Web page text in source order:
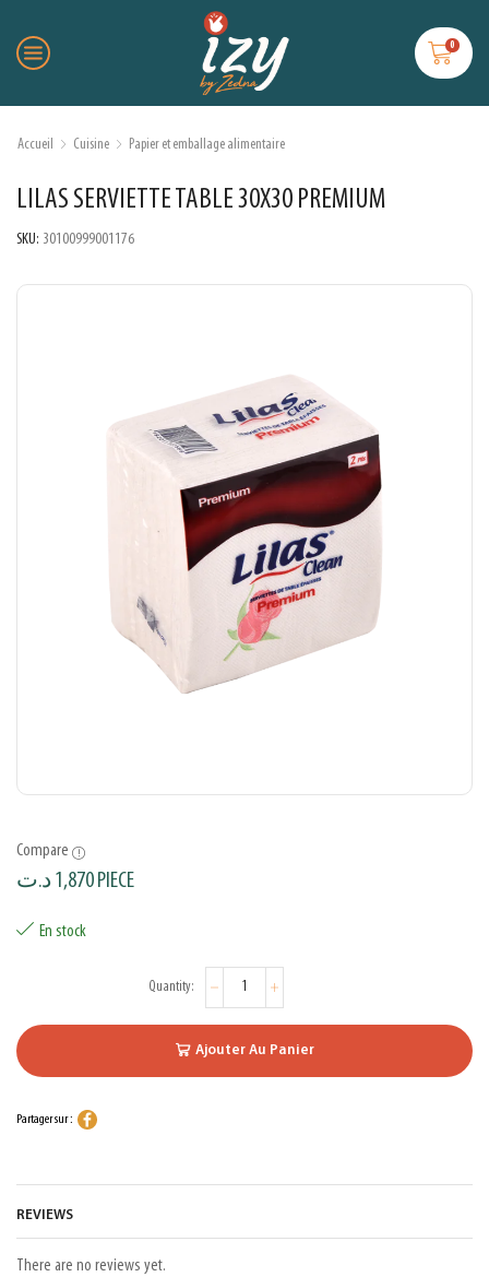
0
Accueil Cuisine Papier et emballage alimentaire
LILAS SERVIETTE TABLE 30X30 PREMIUM
SKU: 30100999001176
Compare
1,870د.ت PIECE
En stock
Ajouter Au Panier
Partager sur :
REVIEWS
There are no reviews yet.